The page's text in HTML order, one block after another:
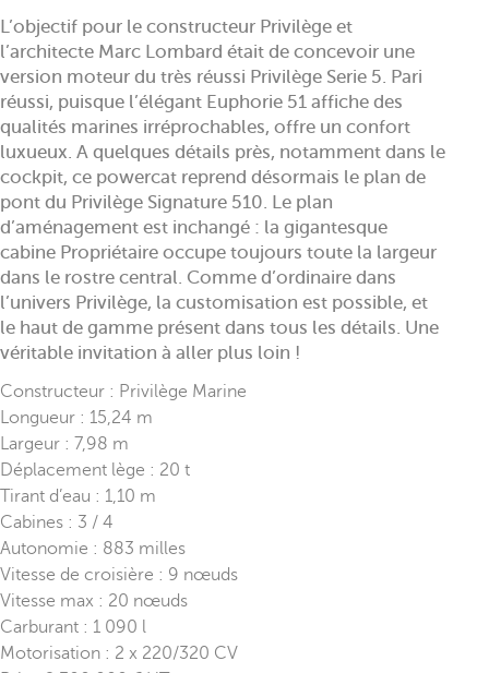
L’objectif pour le constructeur Privilège et
l’architecte Marc Lombard était de concevoir une
version moteur du très réussi Privilège Serie 5. Pari
réussi, puisque l’élégant Euphorie 51 affiche des
qualités marines irréprochables, offre un confort
luxueux. A quelques détails près, notamment dans le
cockpit, ce powercat reprend désormais le plan de
pont du Privilège Signature 510. Le plan
d’aménagement est inchangé : la gigantesque
cabine Propriétaire occupe toujours toute la largeur
dans le rostre central. Comme d’ordinaire dans
l’univers Privilège, la customisation est possible, et
le haut de gamme présent dans tous les détails. Une
véritable invitation à aller plus loin !
Constructeur : Privilège Marine
Longueur : 15,24 m
Largeur : 7,98 m
Déplacement lège : 20 t
Tirant d’eau : 1,10 m
Cabines : 3 / 4
Autonomie : 883 milles
Vitesse de croisière : 9 nœuds
Vitesse max : 20 nœuds
Carburant : 1 090 l
Motorisation : 2 x 220/320 CV